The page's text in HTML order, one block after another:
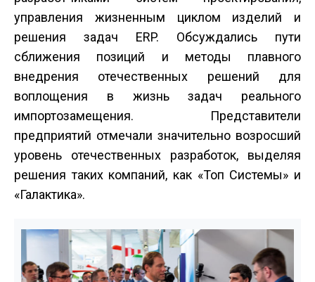
управления жизненным циклом изделий и
решения задач ERP. Обсуждались пути
сближения позиций и методы плавного
внедрения отечественных решений для
воплощения в жизнь задач реального
импортозамещения. Представители
предприятий отмечали значительно возросший
уровень отечественных разработок, выделяя
решения таких компаний, как «Топ Системы» и
«Галактика».